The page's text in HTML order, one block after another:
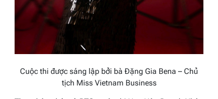
Cuộc thi được sáng lập bởi bà Đặng Gia Bena – Chủ
tịch Miss Vietnam Business